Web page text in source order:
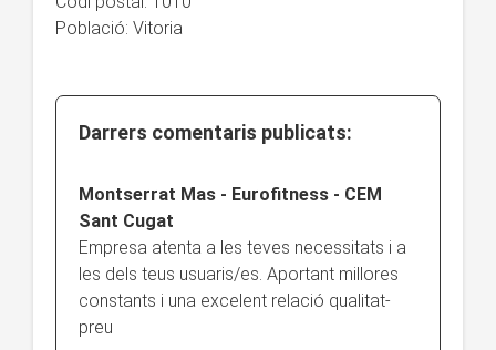
Població: Vitoria
Darrers comentaris publicats:
Montserrat Mas - Eurofitness - CEM
Sant Cugat
Empresa atenta a les teves necessitats i a
les dels teus usuaris/es. Aportant millores
constants i una excelent relació qualitat-
preu